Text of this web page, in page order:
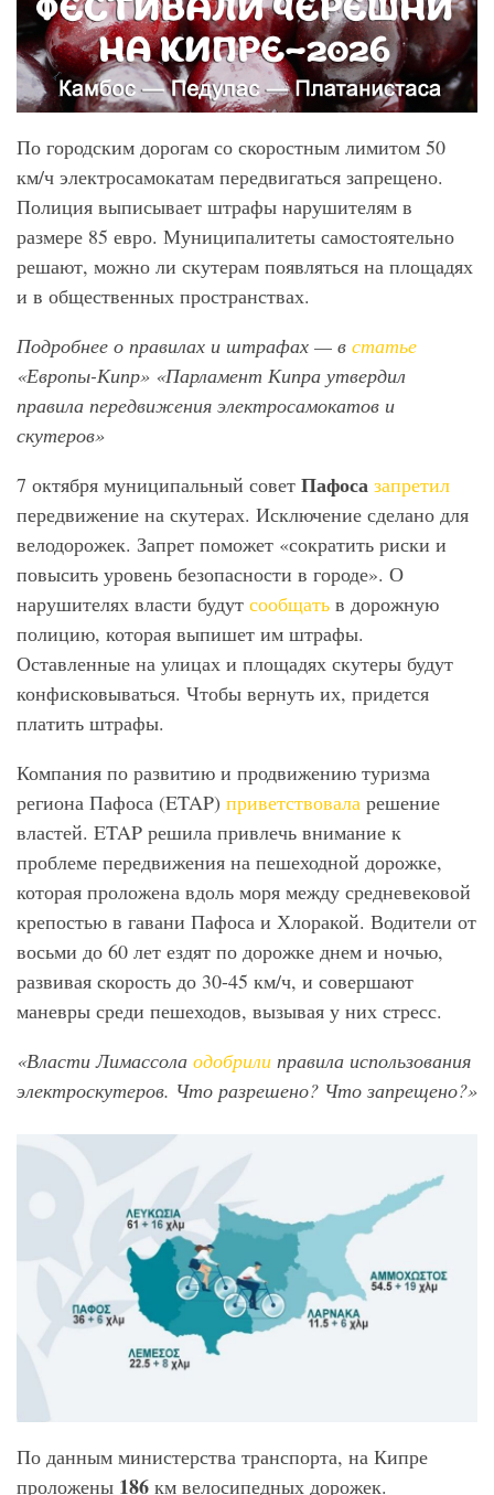
По городским дорогам со скоростным лимитом 50
км/ч электросамокатам передвигаться запрещено.
Полиция выписывает штрафы нарушителям в
размере 85 евро. Муниципалитеты самостоятельно
решают, можно ли скутерам появляться на площадях
и в общественных пространствах.
Подробнее о правилах и штрафах — в статье
«Европы-Кипр» «Парламент Кипра утвердил
правила передвижения электросамокатов и
скутеров»
7 октября муниципальный совет Пафоса запретил
передвижение на скутерах. Исключение сделано для
велодорожек. Запрет поможет «сократить риски и
повысить уровень безопасности в городе». О
нарушителях власти будут сообщать в дорожную
полицию, которая выпишет им штрафы.
Оставленные на улицах и площадях скутеры будут
конфисковываться. Чтобы вернуть их, придется
платить штрафы.
Компания по развитию и продвижению туризма
региона Пафоса (ETAP) приветствовала решение
властей. ETAP решила привлечь внимание к
проблеме передвижения на пешеходной дорожке,
которая проложена вдоль моря между средневековой
крепостью в гавани Пафоса и Хлоракой. Водители от
восьми до 60 лет ездят по дорожке днем и ночью,
развивая скорость до 30-45 км/ч, и совершают
маневры среди пешеходов, вызывая у них стресс.
«Власти Лимассола одобрили правила использования
электроскутеров. Что разрешено? Что запрещено?»
По данным министерства транспорта, на Кипре
проложены 186 км велосипедных дорожек.